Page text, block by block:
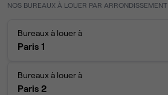
NOS BUREAUX À LOUER PAR ARRONDISSEMENT
Bureaux à louer à
Paris 1
Bureaux à louer à
Paris 2